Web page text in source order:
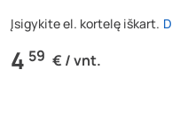
Įsigykite el. kortelę iškart.
4 59 € / vnt.